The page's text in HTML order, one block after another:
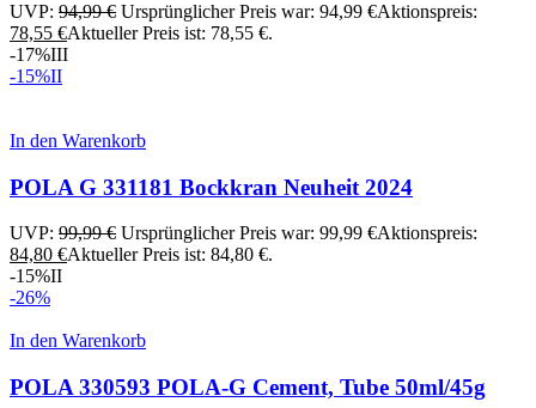
UVP: 94,99€ Ursprünglicher Preis war: 94,99 €Aktionspreis:
78,55 €Aktueller Preis ist: 78,55 €.
-17%III
-15%II
In den Warenkorb
POLA G 331181 Bockkran Neuheit 2024
UVP: 99,99€ Ursprünglicher Preis war: 99,99 €Aktionspreis:
84,80 €Aktueller Preis ist: 84,80 €.
-15%II
-26%
In den Warenkorb
POLA 330593 POLA-G Cement, Tube 50ml/45g